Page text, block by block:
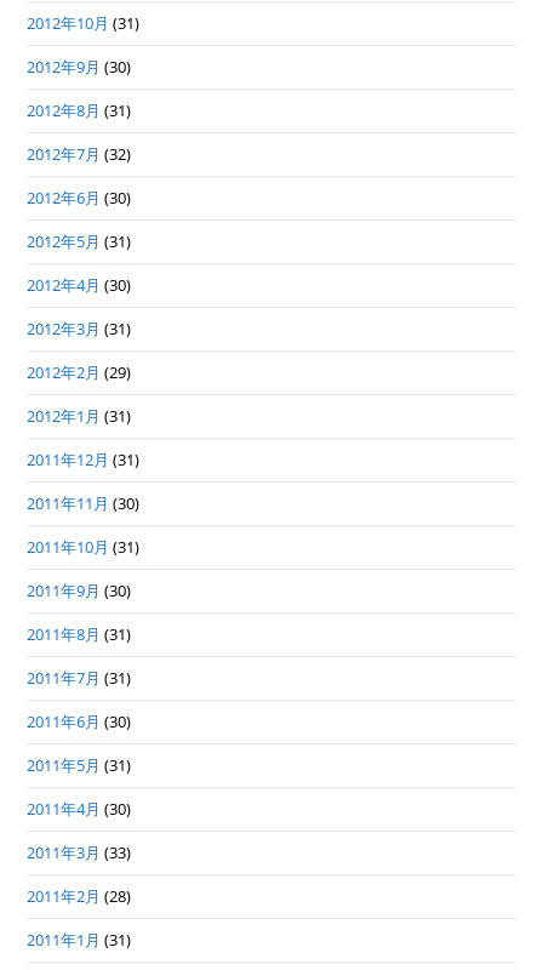
2012年10月 (31)
2012年9月 (30)
2012年8月 (31)
2012年7月 (32)
2012年6月 (30)
2012年5月 (31)
2012年4月 (30)
2012年3月 (31)
2012年2月 (29)
2012年1月 (31)
2011年12月 (31)
2011年11月 (30)
2011年10月 (31)
2011年9月 (30)
2011年8月 (31)
2011年7月 (31)
2011年6月 (30)
2011年5月 (31)
2011年4月 (30)
2011年3月 (33)
2011年2月 (28)
2011年1月 (31)